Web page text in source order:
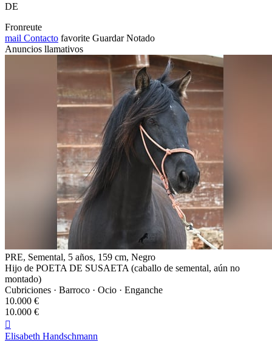
DE
Fronreute
mail Contacto favorite Guardar Notado
Anuncios llamativos
PRE, Semental, 5 años, 159 cm, Negro
Hijo de POETA DE SUSAETA (caballo de semental, aún no
montado)
Cubriciones · Barroco · Ocio · Enganche
10.000 €
10.000 €

Elisabeth Handschmann